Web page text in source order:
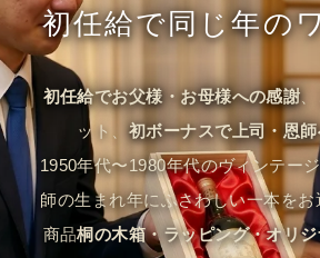
初任給で同じ年の
初任給でお父様・お母様への感謝
ット、 初ボーナスで上司・恩
1950年代〜1980年代のヴィンテー
師の生まれ年にふさわしい一本を
商品桐の木箱・ラッピング・オリ